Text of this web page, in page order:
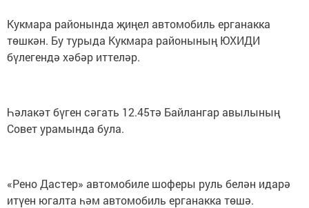
Кукмара районында җиңел автомобиль ерганакка
төшкән. Бу турыда Кукмара районының ЮХИДИ
бүлегендә хәбәр иттеләр.
Һәлакәт бүген сәгать 12.45тә Байлангар авылының
Совет урамында була.
«Рено Дастер» автомобиле шоферы руль белән идарә
итүен югалта һәм автомобиль ерганакка төшә.